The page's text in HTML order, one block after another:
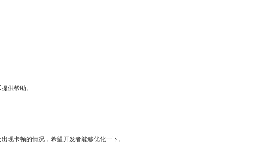
供帮助。
现卡顿的情况，希望开发者能够优化一下。